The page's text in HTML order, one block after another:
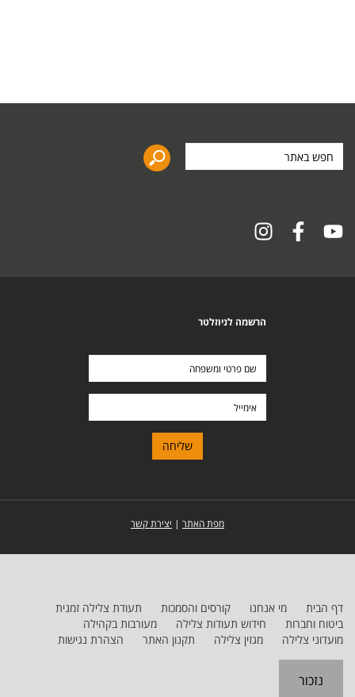
באתר
הרשמה לניוזלטר
מפת האתר | יצירת קשר
דף הבית מי אנחנו קורסים והסמכות
תעודת צלילה זמנית
ביטוח וחברות
חידוש תעודות צלילה
מעורבות בקהילה
מועדוני צלילה
מגזין צלילה תקנון האתר הצהרת נגישות
נזכור